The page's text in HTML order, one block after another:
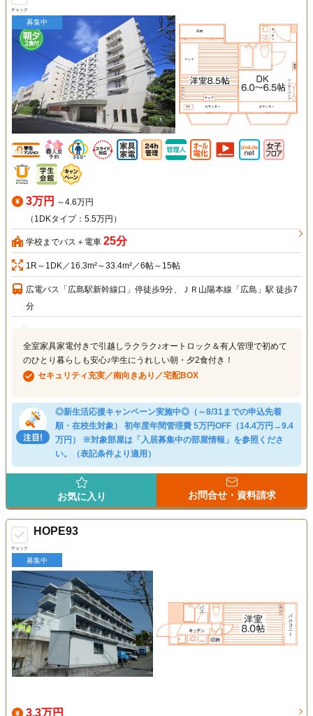
チェック
募集中
3万円 ～4.6万円
（1DKタイプ：5.5万円）
学校までバス＋電車 25分
1R～1DK／16.3m²～33.4m²／6帖～15帖
広電バス「広島駅新幹線口」停徒歩9分、ＪＲ山陽本線「広島」駅 徒歩7
分
全室家具家電付きで引越しラクラク♪オートロック＆有人管理で初めて
のひとり暮らしも安心♪学生にうれしい朝・夕2食付き！
セキュリティ充実／南向きあり／宅配BOX
◎新生活応援キャンペーン実施中◎（～8/31までの申込先着
順・在校生対象） 初年度年間管理費 5万円OFF（14.4万円→9.4
万円） ※対象部屋は「入居募集中の部屋情報」を参照くださ
い。（表記条件より適用）
お気に入り お問合せ・資料請求
チェック
HOPE93
募集中
3.3万円